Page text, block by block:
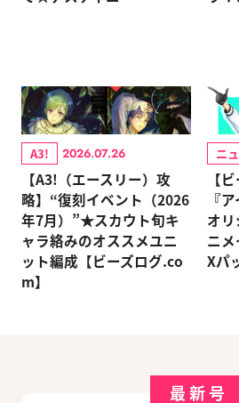
A3! 2026.07.26
【A3!（エースリー）攻
略】“復刻イベント（2026
年7月）”★スカウト旬キ
ャラ絡みのオススメユニ
ット編成【ビーズログ.co
m】
ニ
【
『
オ
ニ
Xパ
最新号